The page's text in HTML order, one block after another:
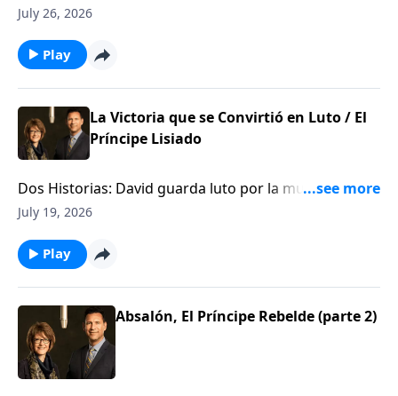
July 26, 2026
Play
La Victoria que se Convirtió en Luto / El
Príncipe Lisiado
Dos Historias: David guarda luto por la muerte de su
hijo / y Mefi-bóset. (2 Samuel 18:19-19:18, 24:1-25 / 2
July 19, 2026
Play
Absalón, El Príncipe Rebelde (parte 2)